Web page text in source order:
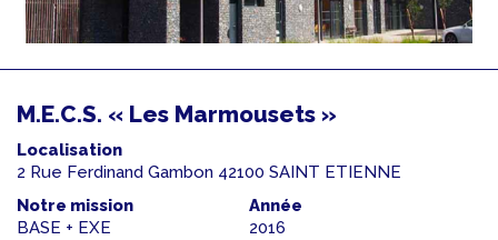
M.E.C.S. « Les Marmousets »
Localisation
2 Rue Ferdinand Gambon 42100 SAINT ETIENNE
Notre mission
BASE + EXE
Année
2016